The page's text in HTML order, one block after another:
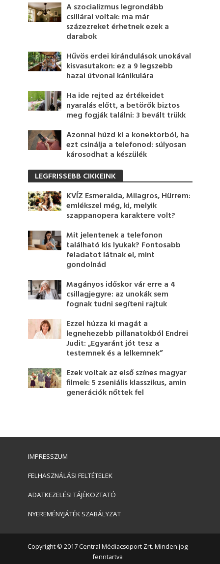
A szocializmus legrondább
csillárai voltak: ma már
százezreket érhetnek ezek a
darabok
Hűvös erdei kirándulások unokával
kisvasutakon: ez a 9 legszebb
hazai útvonal kánikulára
Ha ide rejted az értékeidet
nyaralás előtt, a betörők biztos
meg fogják találni: 3 bevált trükk
Azonnal húzd ki a konektorból, ha
ezt csinálja a telefonod: súlyosan
károsodhat a készülék
LEGFRISSEBB CIKKEINK
KVÍZ Esmeralda, Milagros, Hürrem:
emlékszel még, ki, melyik
szappanopera karaktere volt?
Mit jelentenek a telefonon
található kis lyukak? Fontosabb
feladatot látnak el, mint
gondolnád
Magányos időskor vár erre a 4
csillagjegyre: az unokák sem
fognak tudni segíteni rajtuk
Ezzel húzza ki magát a
legnehezebb pillanatokból Endrei
Judit: „Egyaránt jót tesz a
testemnek és a lelkemnek”
Ezek voltak az első színes magyar
filmek: 5 zseniális klasszikus, amin
generációk nőttek fel
IMPRESSZUM
FELHASZNÁLÁSI FELTÉTELEK
ADATKEZELÉSI TÁJÉKOZTATÓ
NYEREMÉNYJÁTÉK SZABÁLYZAT
Copyright © 2017 Central Médiacsoport Zrt. Minden jog
fenntartva